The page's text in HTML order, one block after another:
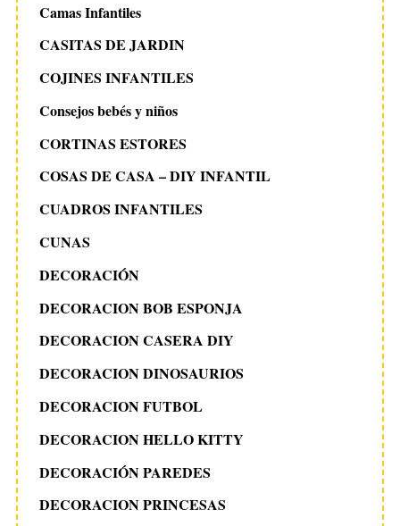
Camas Infantiles
CASITAS DE JARDIN
COJINES INFANTILES
Consejos bebés y niños
CORTINAS ESTORES
COSAS DE CASA – DIY INFANTIL
CUADROS INFANTILES
CUNAS
DECORACIÓN
DECORACION BOB ESPONJA
DECORACION CASERA DIY
DECORACION DINOSAURIOS
DECORACION FUTBOL
DECORACION HELLO KITTY
DECORACIÓN PAREDES
DECORACION PRINCESAS